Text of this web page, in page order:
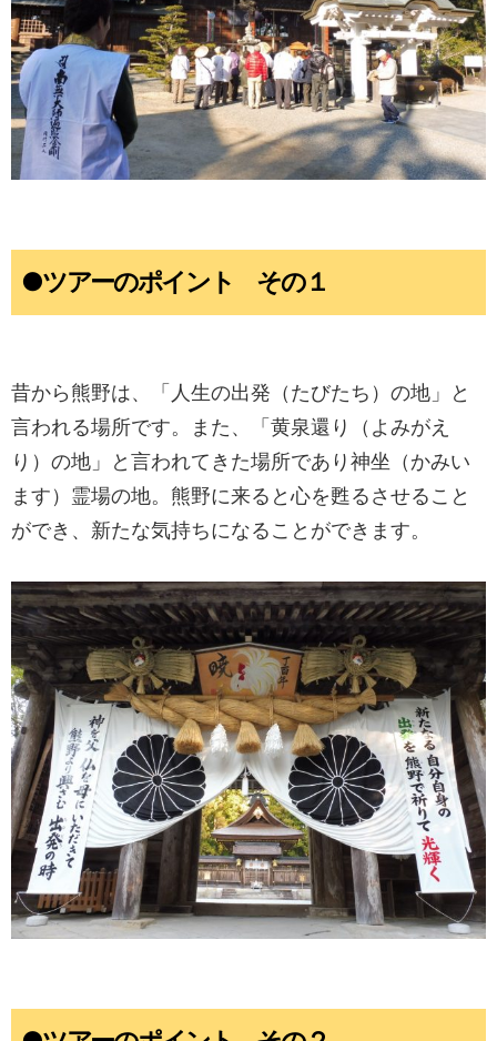
●ツアーのポイント その１
昔から熊野は、「人生の出発（たびたち）の地」と
言われる場所です。また、「黄泉還り（よみがえ
り）の地」と言われてきた場所であり神坐（かみい
ます）霊場の地。熊野に来ると心を甦るさせること
ができ、新たな気持ちになることができます。